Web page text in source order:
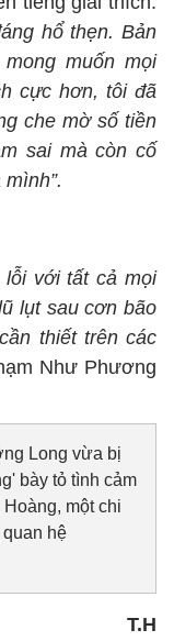
hổ thẹn. Bản
muốn mọi
cực hơn, tôi đã
che mờ số tiền
sai mà còn cố
lỗi với tất cả mọi
lụt sau cơn bão
thiết trên các
Như Phương
Long vừa bị
bày tỏ tình cảm
một chi
hệ
T.H